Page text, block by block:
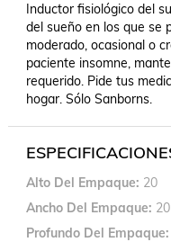
Inductor fisiológico del
del sueño en los que se
moderado, ocasional o
paciente insomne,
requerido. Pide tus
hogar. Sólo Sanborns.
Alto Del Empaque 20
Ancho Del Empaque 20
Profundo Del Empaque